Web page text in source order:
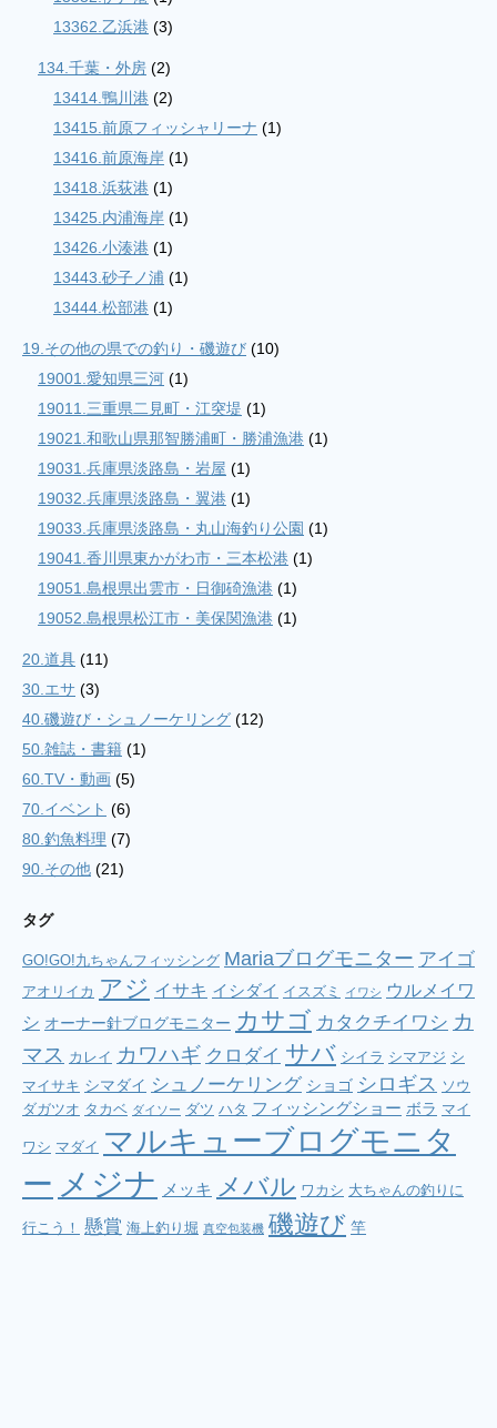
13362.乙浜港 (3)
134.千葉・外房 (2)
13414.鴨川港 (2)
13415.前原フィッシャリーナ (1)
13416.前原海岸 (1)
13418.浜荻港 (1)
13425.内浦海岸 (1)
13426.小湊港 (1)
13443.砂子ノ浦 (1)
13444.松部港 (1)
19.その他の県での釣り・磯遊び (10)
19001.愛知県三河 (1)
19011.三重県二見町・江突堤 (1)
19021.和歌山県那智勝浦町・勝浦漁港 (1)
19031.兵庫県淡路島・岩屋 (1)
19032.兵庫県淡路島・翼港 (1)
19033.兵庫県淡路島・丸山海釣り公園 (1)
19041.香川県東かがわ市・三本松港 (1)
19051.島根県出雲市・日御碕漁港 (1)
19052.島根県松江市・美保関漁港 (1)
20.道具 (11)
30.エサ (3)
40.磯遊び・シュノーケリング (12)
50.雑誌・書籍 (1)
60.TV・動画 (5)
70.イベント (6)
80.釣魚料理 (7)
90.その他 (21)
タグ
GO!GO!九ちゃんフィッシング Mariaブログモニター アイゴ
アオリイカ アジ イサキ イシダイ イスズミ イワシ ウルメイワ
シ オーナー針ブログモニター カサゴ カタクチイワシ カ
マス カレイ カワハギ クロダイ サバ シイラ シマアジ シ
マイサキ シマダイ シュノーケリング ショゴ シロギス ソウ
ダガツオ タカベ ダイソー ダツ ハタ フィッシングショー ボラ マイ
ワシ マダイ マルキューブログモニタ
ー メジナ メッキ メバル ワカシ 大ちゃんの釣りに
行こう！ 懸賞 海上釣り堀 真空包装機 磯遊び 竿